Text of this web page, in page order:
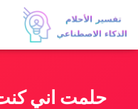
حلمت اني